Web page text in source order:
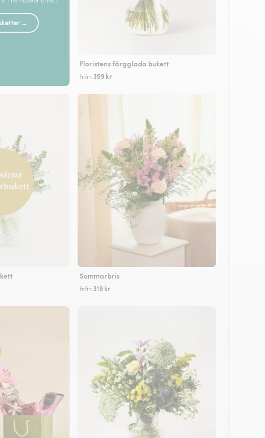
→
Floristens färgglada bukett
från 359 kr
Sommarbris
från 319 kr